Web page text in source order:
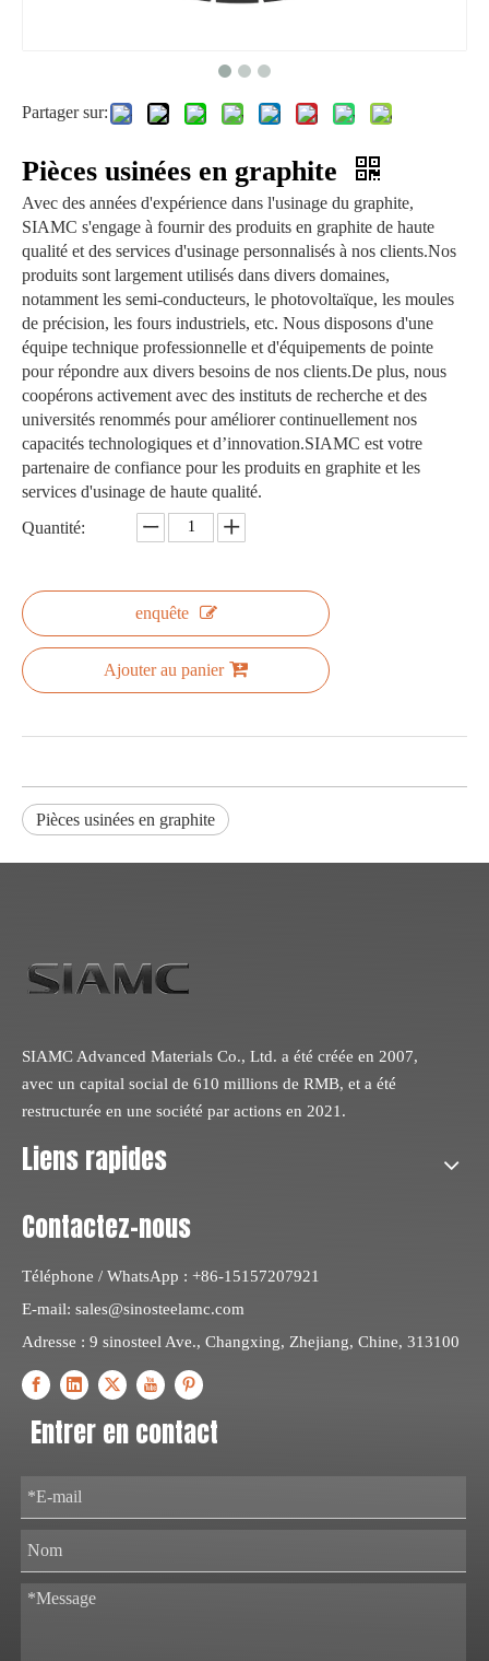
Partager sur:
Pièces usinées en graphite
Avec des années d'expérience dans l'usinage du graphite,
SIAMC s'engage à fournir des produits en graphite de haute
qualité et des services d'usinage personnalisés à nos clients.Nos
produits sont largement utilisés dans divers domaines,
notamment les semi-conducteurs, le photovoltaïque, les moules
de précision, les fours industriels, etc. Nous disposons d'une
équipe technique professionnelle et d'équipements de pointe
pour répondre aux divers besoins de nos clients.De plus, nous
coopérons activement avec des instituts de recherche et des
universités renommés pour améliorer continuellement nos
capacités technologiques et d’innovation.SIAMC est votre
partenaire de confiance pour les produits en graphite et les
services d'usinage de haute qualité.
Quantité:
enquête
Ajouter au panier
Pièces usinées en graphite
SIAMC Advanced Materials Co., Ltd. a été créée en 2007,
avec un capital social de 610 millions de RMB, et a été
restructurée en une société par actions en 2021.
Liens rapides
Contactez-nous
Téléphone / WhatsApp : +86-15157207921
E-mail: sales@sinosteelamc.com
Adresse : 9 sinosteel Ave., Changxing, Zhejiang, Chine, 313100
Entrer en contact